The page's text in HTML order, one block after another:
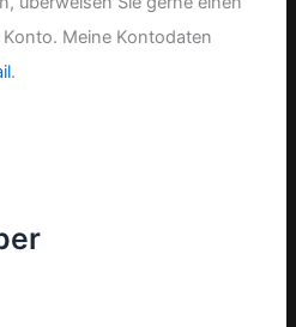
Meine Kontodaten
.